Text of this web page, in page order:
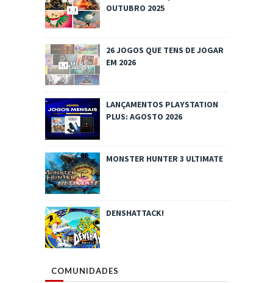
OUTUBRO 2025
26 JOGOS QUE TENS DE JOGAR
EM 2026
LANÇAMENTOS PLAYSTATION
PLUS: AGOSTO 2026
MONSTER HUNTER 3 ULTIMATE
DENSHATTACK!
COMUNIDADES